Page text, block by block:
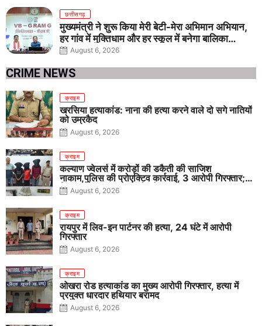
छत्तीसगढ़
मुख्यमंत्री ने शुरू किया मेरी बेटी-मेरा अभिमान अभियान,
हर गांव में मुक्तिधाम और हर स्कूल में बनेगा बालिका
शौचालय
August 6, 2026
CRIME NEWS
क्राइम
खरसिया हत्याकांड: नाना की हत्या करने वाले दो सगे नातियों
को उम्रकैद
August 6, 2026
क्राइम
कल्याण ज्वेलर्स में करोड़ों की डकैती की साजिश
नाकाम,पुलिस की प्रोएक्टिव कार्रवाई, 3 आरोपी गिरफ्तार;
पिस्टल, कारतूस, चाकू और मोबाइल बरामद
August 6, 2026
क्राइम
रायपुर में लिव-इन पार्टनर की हत्या, 24 घंटे में आरोपी
गिरफ्तार
August 6, 2026
क्राइम
ओखरा रोड हत्याकांड का मुख्य आरोपी गिरफ्तार, हत्या में
प्रयुक्त धारदार हथियार बरामद
August 6, 2026